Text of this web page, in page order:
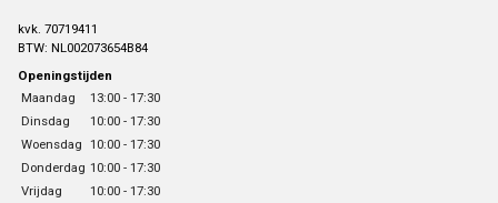
kvk. 70719411
BTW: NL002073654B84
Openingstijden
Maandag
13:00 - 17:30
Dinsdag
10:00 - 17:30
Woensdag 10:00 - 17:30
Donderdag 10:00 - 17:30
Vrijdag
10:00 - 17:30